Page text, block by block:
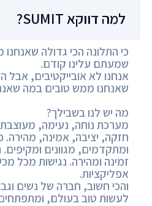
למה דווקא SUMIT?
כי התלונה הכי גדולה
שמעתם עלינו קודם.
אנחנו לא אובייקטיבים, אבל
שאנחנו ממש טובים במה
מה יש לנו בשבילך?
מערכת נוחה, נעימה, מעוצבת
חזקה, יציבה, אמינה, מהירה.
ומתקדמים, מגוונים
זמינה ומהירה. נגישות מכל
אפליקציות.
והכי חשוב, חברה של נשים
לעשות טוב בעולם,